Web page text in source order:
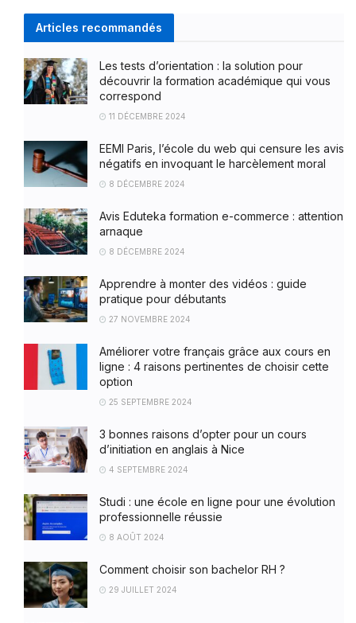
Articles recommandés
Les tests d’orientation : la solution pour
découvrir la formation académique qui vous
correspond
11 DÉCEMBRE 2024
EEMI Paris, l’école du web qui censure les avis
négatifs en invoquant le harcèlement moral
8 DÉCEMBRE 2024
Avis Eduteka formation e-commerce : attention
arnaque
8 DÉCEMBRE 2024
Apprendre à monter des vidéos : guide
pratique pour débutants
27 NOVEMBRE 2024
Améliorer votre français grâce aux cours en
ligne : 4 raisons pertinentes de choisir cette
option
25 SEPTEMBRE 2024
3 bonnes raisons d’opter pour un cours
d’initiation en anglais à Nice
4 SEPTEMBRE 2024
Studi : une école en ligne pour une évolution
professionnelle réussie
8 AOÛT 2024
Comment choisir son bachelor RH ?
29 JUILLET 2024